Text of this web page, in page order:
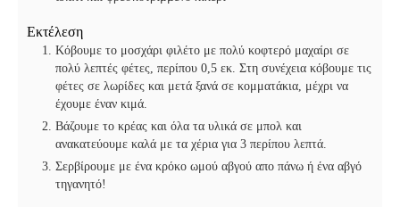
Εκτέλεση
Κόβουμε το μοσχάρι φιλέτο με πολύ κοφτερό μαχαίρι σε
πολύ λεπτές φέτες, περίπου 0,5 εκ. Στη συνέχεια κόβουμε τις
φέτες σε λωρίδες και μετά ξανά σε κομματάκια, μέχρι να
έχουμε έναν κιμά.
Βάζουμε το κρέας και όλα τα υλικά σε μπoλ και
ανακατεύουμε καλά με τα χέρια για 3 περίπου λεπτά.
Σερβίρουμε με ένα κρόκο ωμού αβγού απο πάνω ή ένα αβγό
τηγανητό!